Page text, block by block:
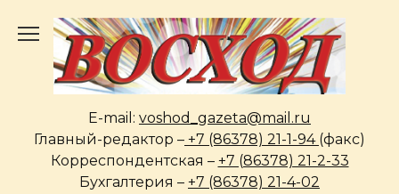
содержанию
E-mail: voshod_gazeta@mail.ru
Главный-редактор – +7 (86378) 21-1-94 (факс)
Корреспондентская – +7 (86378) 21-2-33
Бухгалтерия – +7 (86378) 21-4-02